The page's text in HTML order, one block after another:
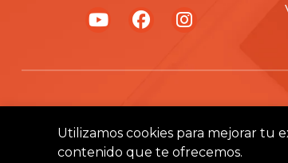
Utilizamos cookies para mejorar tu
contenido que te ofrecemos.